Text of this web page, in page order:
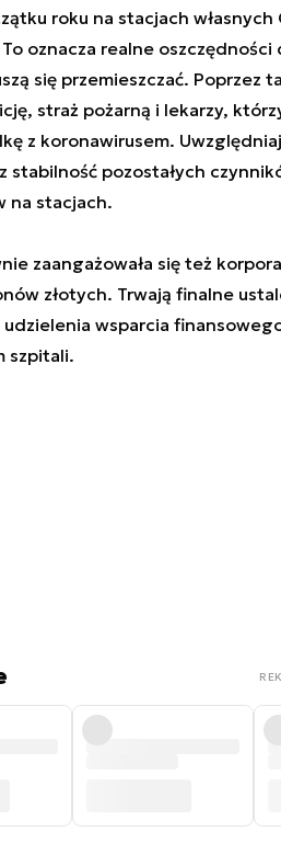
roku na stacjach
oznacza realne
się przemieszczać. Poprzez
straż pożarną i lekarzy,
z koronawirusem.
pozostałych
na stacjach.
zaangażowała się też
złotych. Trwają finalne
wsparcia
szpitali.